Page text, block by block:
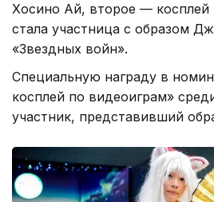
Хосино Ай, второе — косплей
стала участница с образом
«Звездных войн».
Специальную награду в
косплей по видеоиграм»
участник, представивший